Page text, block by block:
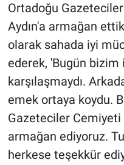
Ortadoğu
Aydın'a armağan
olarak sahada iyi
ederek, 'Bugün
karşılaşmaydı.
emek ortaya koydu.
Gazeteciler Cemiyeti
armağan ediyoruz.
herkese teşekkür